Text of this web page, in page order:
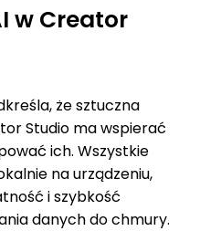
w Creator
że sztuczna
Studio ma wspierać
ich. Wszystkie
na urządzeniu,
i szybkość
danych do chmury.